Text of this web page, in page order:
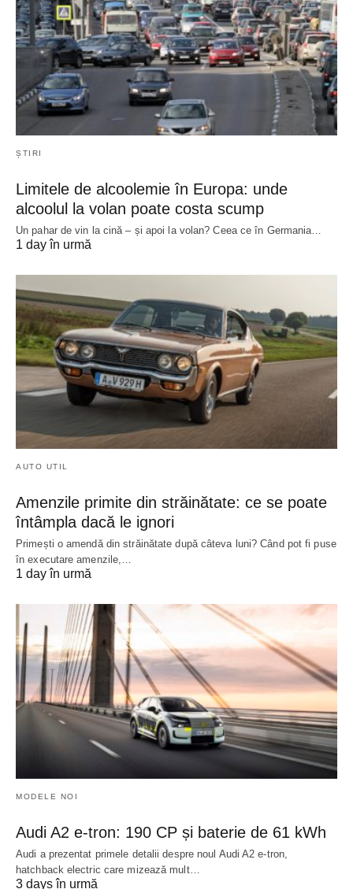
ȘTIRI
Limitele de alcoolemie în Europa: unde
alcoolul la volan poate costa scump
Un pahar de vin la cină – și apoi la volan? Ceea ce în Germania…
1 day în urmă
AUTO UTIL
Amenzile primite din străinătate: ce se poate
întâmpla dacă le ignori
Primești o amendă din străinătate după câteva luni? Când pot fi puse
în executare amenzile,…
1 day în urmă
MODELE NOI
Audi A2 e-tron: 190 CP și baterie de 61 kWh
Audi a prezentat primele detalii despre noul Audi A2 e-tron,
hatchback electric care mizează mult…
3 days în urmă